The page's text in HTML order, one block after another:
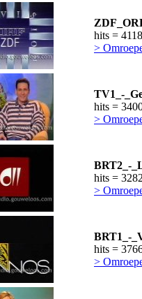
hits =
>
TV1_-
hits =
>
BRT2_-
hits =
>
BRT1_-
hits =
>